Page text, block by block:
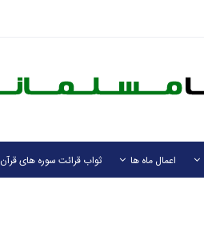
اعمال ماه ها ثواب قرائت سوره های قرآن